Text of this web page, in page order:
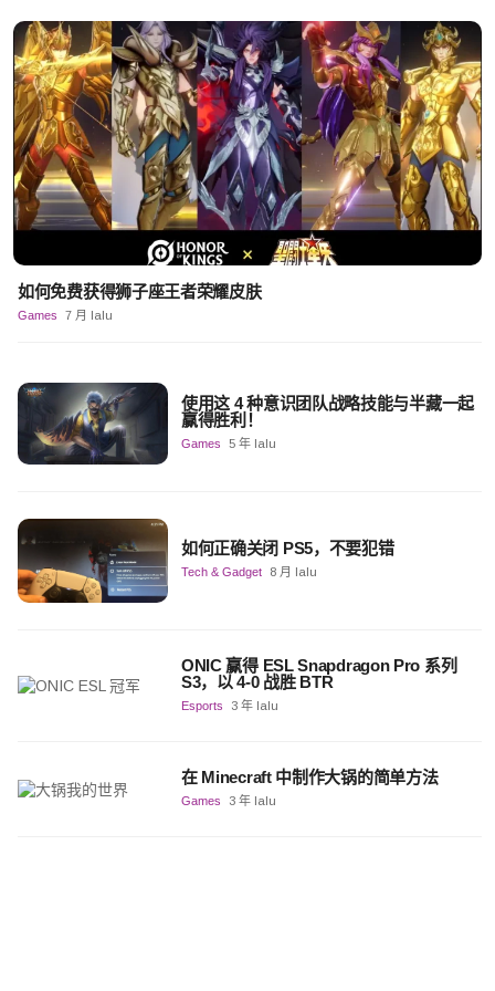
如何免费获得狮子座王者荣耀皮肤
Games 7 月 lalu
使用这 4 种意识团队战略技能与半藏一起
赢得胜利！
Games 5 年 lalu
如何正确关闭 PS5，不要犯错
Tech & Gadget 8 月 lalu
ONIC 赢得 ESL Snapdragon Pro 系列
S3，以 4-0 战胜 BTR
Esports 3 年 lalu
在 Minecraft 中制作大锅的简单方法
Games 3 年 lalu